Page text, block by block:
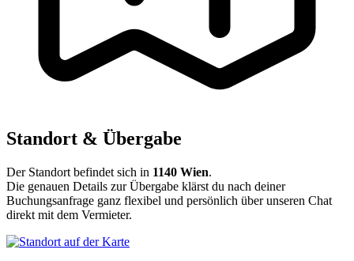
Standort & Übergabe
Der Standort befindet sich in 1140 Wien.
Die genauen Details zur Übergabe klärst du nach deiner
Buchungsanfrage ganz flexibel und persönlich über unseren Chat
direkt mit dem Vermieter.